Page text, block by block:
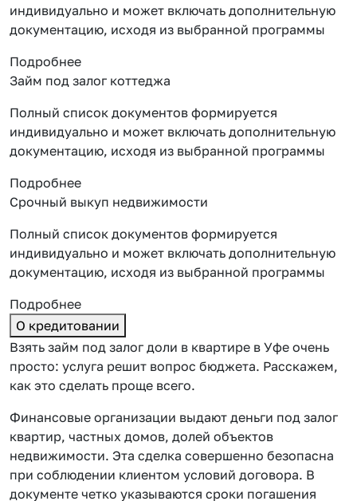
индивидуально и может включать дополнительную
документацию, исходя из выбранной программы
Подробнее
Займ под залог коттеджа
Полный список документов формируется
индивидуально и может включать дополнительную
документацию, исходя из выбранной программы
Подробнее
Срочный выкуп недвижимости
Полный список документов формируется
индивидуально и может включать дополнительную
документацию, исходя из выбранной программы
Подробнее
О кредитовании
Взять займ под залог доли в квартире в Уфе очень
просто: услуга решит вопрос бюджета. Расскажем,
как это сделать проще всего.
Финансовые организации выдают деньги под залог
квартир, частных домов, долей объектов
недвижимости. Эта сделка совершенно безопасна
при соблюдении клиентом условий договора. В
документе четко указываются сроки погашения